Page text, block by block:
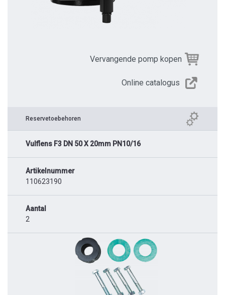
Vervangende pomp kopen
Online catalogus
Reservetoebehoren
Vulflens F3 DN 50 X 20mm PN10/16
Artikelnummer
110623190
Aantal
2